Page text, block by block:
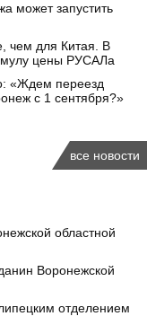
может запустить
чем для Китая. В
цены РУСАЛа
«Ждем переезд
с 1 сентября?»
все новости
областной
Воронежской
отделением